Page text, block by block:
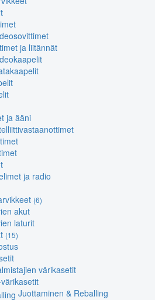
ja liitännät
ja ääni
ja radio
(6)
akut
laturit
(15)
värikasetit
Juottaminen & Reballing